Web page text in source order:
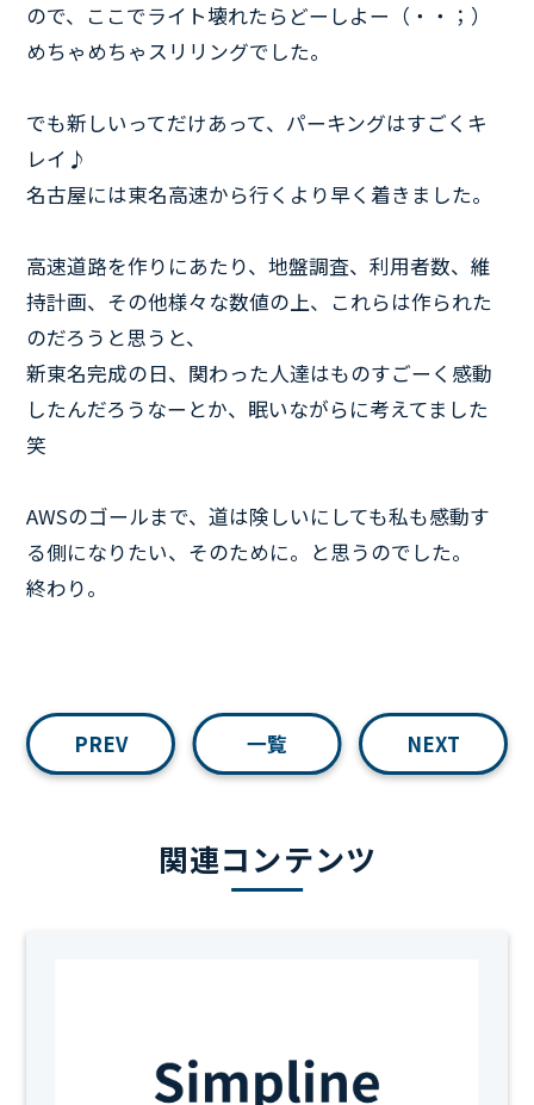
ので、ここでライト壊れたらどーしよー（・・；）
めちゃめちゃスリリングでした。
でも新しいってだけあって、パーキングはすごくキ
レイ♪
名古屋には東名高速から行くより早く着きました。
高速道路を作りにあたり、地盤調査、利用者数、維
持計画、その他様々な数値の上、これらは作られた
のだろうと思うと、
新東名完成の日、関わった人達はものすごーく感動
したんだろうなーとか、眠いながらに考えてました
笑
AWSのゴールまで、道は険しいにしても私も感動す
る側になりたい、そのために。と思うのでした。
終わり。
PREV 一覧 NEXT
関連コンテンツ